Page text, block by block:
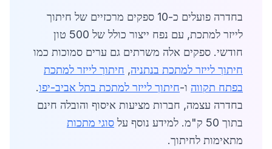
בחדרה פועלים כ-10 ספקים מרכזיים של חיתוך
לייזר למתכת, עם נפח ייצור כולל של 500 טון
חודשי. ספקים אלה משרתים גם ערים סמוכות כמו
חיתוך לייזר למתכת בנתניה, חיתוך לייזר למתכת
בפתח תקווה ו-חיתוך לייזר למתכת בתל אביב-יפו.
בחדרה עצמה, חברות מציעות איסוף והובלה חינם
בתוך 50 ק"מ. למידע נוסף על
סוגי מתכות
מתאימות לחיתוך.